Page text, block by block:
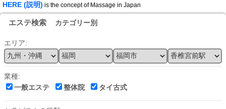
HERE (説明) is the concept of Massage in Japan
エステ検索 カテゴリー別
エリア:
業種:
一般エステ
整体院 タイ古式